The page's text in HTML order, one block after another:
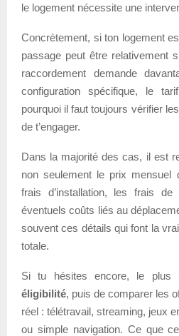
le logement nécessite une
Concrètement, si ton logement
passage peut être relativement
raccordement demande
configuration spécifique, le
pourquoi il faut toujours vérifier
de t’engager.
Dans la majorité des cas, il est
non seulement le prix mensuel
frais d’installation, les frais
éventuels coûts liés au
souvent ces détails qui font la
totale.
Si tu hésites encore, le plus
éligibilité, puis de comparer les
réel : télétravail, streaming, jeux
ou simple navigation. Ce que